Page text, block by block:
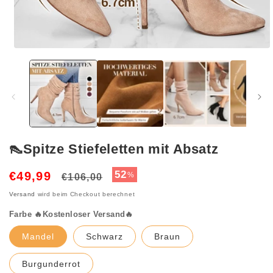
👠Spitze Stiefeletten mit Absatz
€49,99
Normaler
€106,00 Verkaufspreis
52%
Versand wird beim Checkout berechnet
Farbe 🔥Kostenloser Versand🔥
Mandel Schwarz Braun
Burgunderrot